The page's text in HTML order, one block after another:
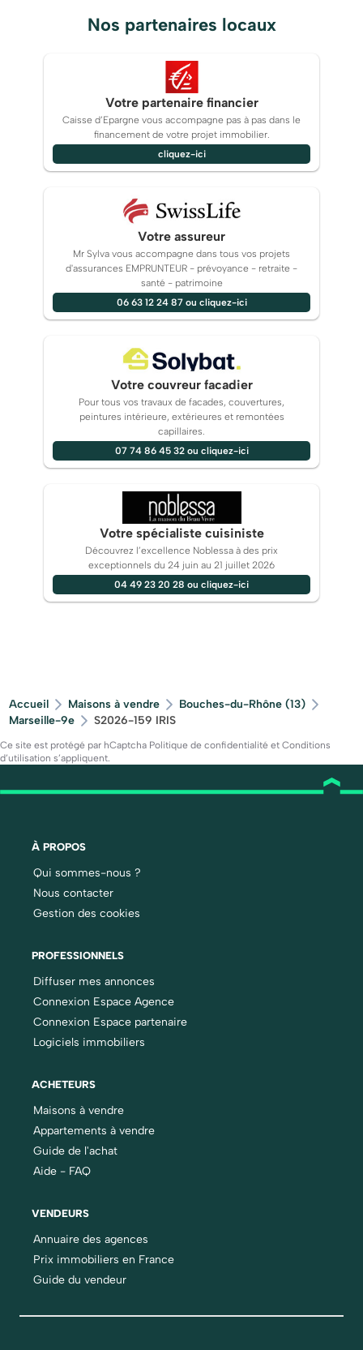
Nos partenaires locaux
Votre partenaire financier
Caisse d’Epargne vous accompagne pas à pas dans le
financement de votre projet immobilier.
cliquez-ici
Votre assureur
Mr Sylva vous accompagne dans tous vos projets
d'assurances EMPRUNTEUR - prévoyance - retraite -
santé - patrimoine
06 63 12 24 87 ou cliquez-ici
Votre couvreur facadier
Pour tous vos travaux de facades, couvertures,
peintures intérieure, extérieures et remontées
capillaires.
07 74 86 45 32 ou cliquez-ici
Votre spécialiste cuisiniste
Découvrez l’excellence Noblessa à des prix
exceptionnels du 24 juin au 21 juillet 2026
04 49 23 20 28 ou cliquez-ici
Accueil Maisons à vendre
Bouches-du-Rhône (13)
Marseille-9e
S2026-159 IRIS
Ce site est protégé par hCaptcha Politique de confidentialité et Conditions
d’utilisation s’appliquent.
À PROPOS
Qui sommes-nous ?
Nous contacter
Gestion des cookies
PROFESSIONNELS
Diffuser mes annonces
Connexion Espace Agence
Connexion Espace partenaire
Logiciels immobiliers
ACHETEURS
Maisons à vendre
Appartements à vendre
Guide de l'achat
Aide - FAQ
VENDEURS
Annuaire des agences
Prix immobiliers en France
Guide du vendeur